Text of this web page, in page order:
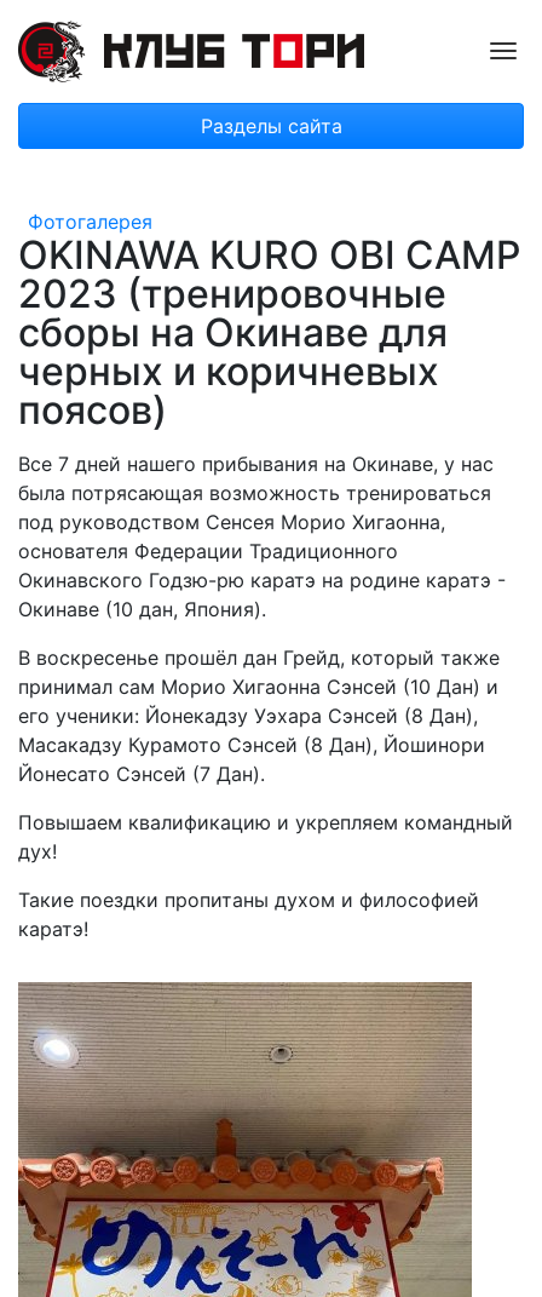
Разделы сайта
Фотогалерея
OKINAWA KURO OBI CAMP
2023 (тренировочные
сборы на Окинаве для
черных и коричневых
поясов)
Все 7 дней нашего прибывания на Окинаве, у нас
была потрясающая возможность тренироваться
под руководством Сенсея Морио Хигаонна,
основателя Федерации Традиционного
Окинавского Годзю-рю каратэ на родине каратэ -
Окинаве (10 дан, Япония).
В воскресенье прошёл дан Грейд, который также
принимал сам Морио Хигаонна Сэнсей (10 Дан) и
его ученики: Йонекадзу Уэхара Сэнсей (8 Дан),
Масакадзу Курамото Сэнсей (8 Дан), Йошинори
Йонесато Сэнсей (7 Дан).
Повышаем квалификацию и укрепляем командный
дух!
Такие поездки пропитаны духом и философией
каратэ!